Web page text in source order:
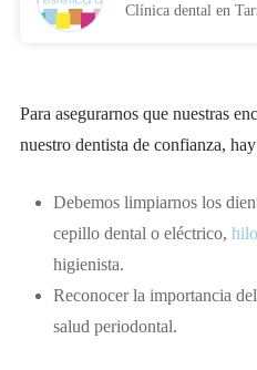
Clínica dental en
Para asegurarnos que nuestras
nuestro dentista de confianza,
Debemos limpiarnos los
cepillo dental o eléctrico,
higienista.
Reconocer la importancia
salud periodontal.